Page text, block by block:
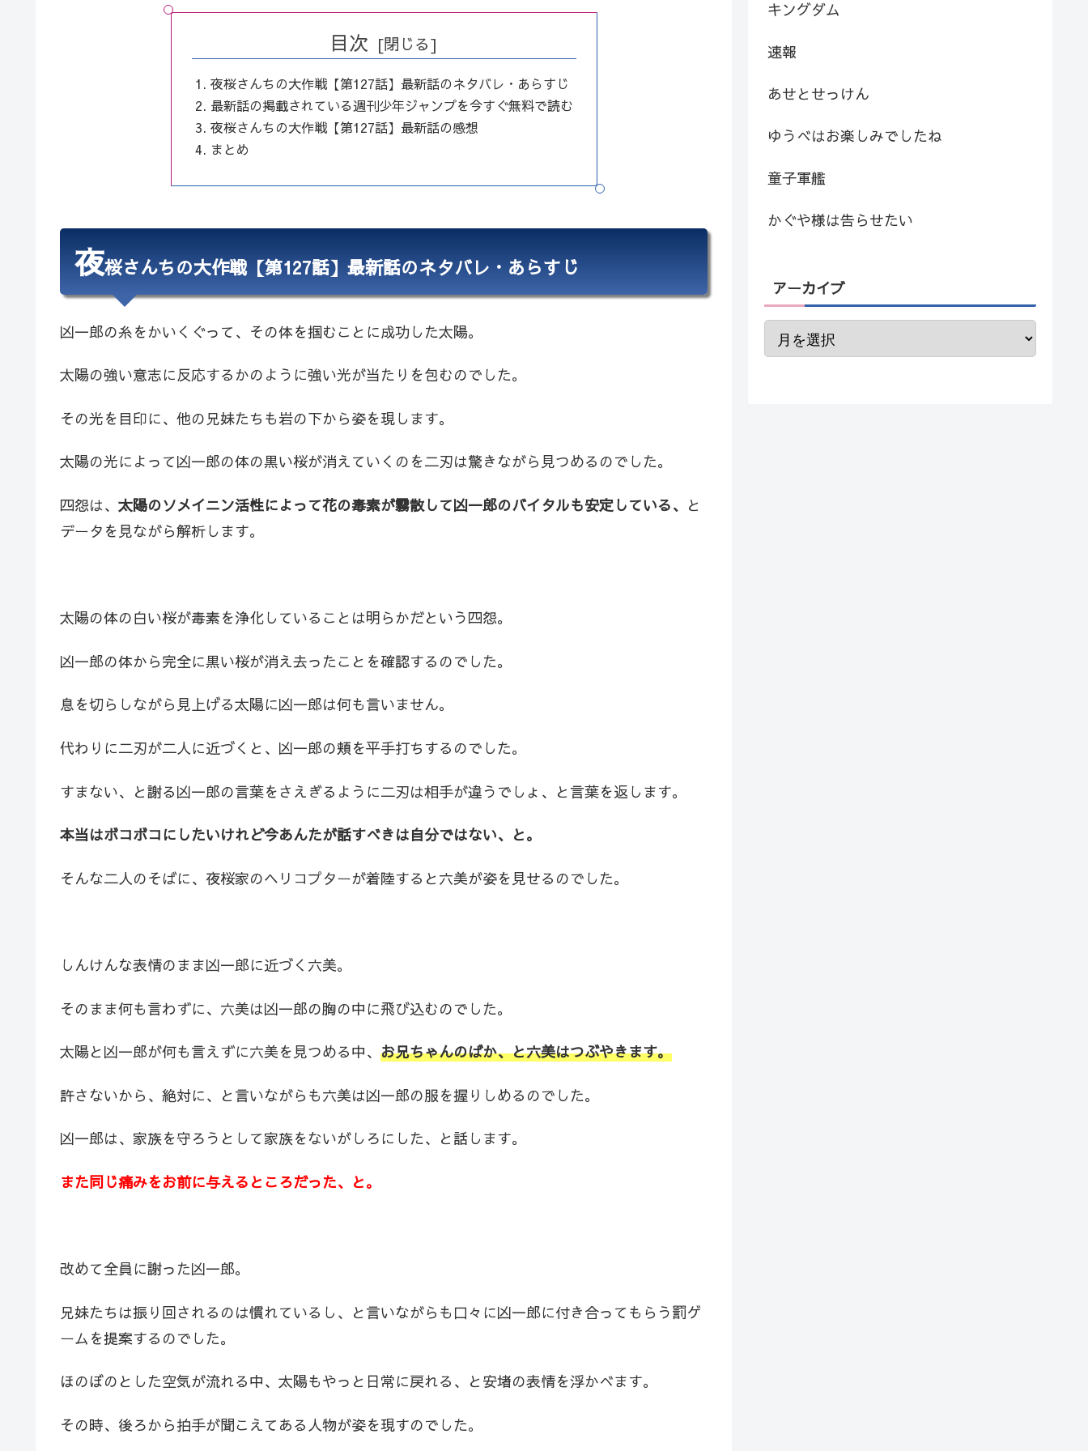
目次
夜桜さんちの大作戦【第127話】最新話のネタバレ・あらすじ
最新話の掲載されている週刊少年ジャンプを今すぐ無料で読む
夜桜さんちの大作戦【第127話】最新話の感想
まとめ
夜桜さんちの大作戦【第127話】最新話のネタバレ・あらすじ
凶一郎の糸をかいくぐって、その体を掴むことに成功した太陽。
太陽の強い意志に反応するかのように強い光が当たりを包むのでした。
その光を目印に、他の兄妹たちも岩の下から姿を現します。
太陽の光によって凶一郎の体の黒い桜が消えていくのを二刃は驚きながら見つめるのでした。
四怨は、 太陽のソメイニン活性によって花の毒素が霧散して凶一郎のバイタルも安定している、 と
データを見ながら解析します。
太陽の体の白い桜が毒素を浄化していることは明らかだという四怨。
凶一郎の体から完全に黒い桜が消え去ったことを確認するのでした。
息を切らしながら見上げる太陽に凶一郎は何も言いません。
代わりに二刃が二人に近づくと、凶一郎の頬を平手打ちするのでした。
すまない、と謝る凶一郎の言葉をさえぎるように二刃は相手が違うでしょ、と言葉を返します。
本当はボコボコにしたいけれど今あんたが話すべきは自分ではない、と。
そんな二人のそばに、夜桜家のヘリコプターが着陸すると六美が姿を見せるのでした。
しんけんな表情のまま凶一郎に近づく六美。
そのまま何も言わずに、六美は凶一郎の胸の中に飛び込むのでした。
太陽と凶一郎が何も言えずに六美を見つめる中、 お兄ちゃんのばか、と六美はつぶやきます。
許さないから、絶対に、と言いながらも六美は凶一郎の服を握りしめるのでした。
凶一郎は、家族を守ろうとして家族をないがしろにした、と話します。
また同じ痛みをお前に与えるところだった、と。
改めて全員に謝った凶一郎。
兄妹たちは振り回されるのは慣れているし、と言いながらも口々に凶一郎に付き合ってもらう罰ゲ
ームを提案するのでした。
ほのぼのとした空気が流れる中、太陽もやっと日常に戻れる、と安堵の表情を浮かべます。
その時、後ろから拍手が聞こえてある人物が姿を現すのでした。
キングダム
速報
あせとせっけん
ゆうべはお楽しみでしたね
童子軍艦
かぐや様は告らせたい
アーカイブ